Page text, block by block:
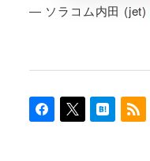
― ソラコム内田 (jet)